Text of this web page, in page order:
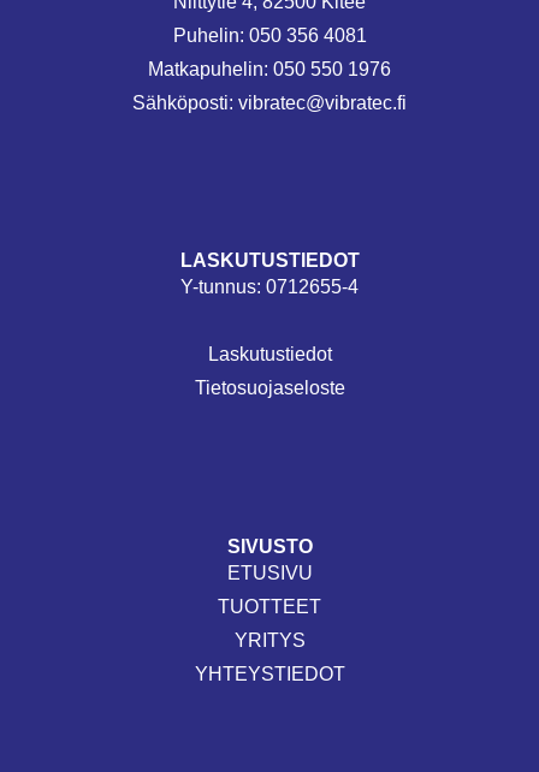
Puhelin: 050 356 4081
Matkapuhelin: 050 550 1976
Sähköposti: vibratec@vibratec.fi
LASKUTUSTIEDOT
Y-tunnus: 0712655-4
Laskutustiedot
Tietosuojaseloste
SIVUSTO
ETUSIVU
TUOTTEET
YRITYS
YHTEYSTIEDOT